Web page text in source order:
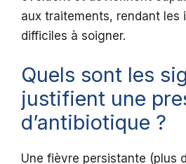
aux traitements, rendant les
difficiles à soigner.
Quels sont les
justifient une
d’antibiotique ?
Une fièvre persistante (plus